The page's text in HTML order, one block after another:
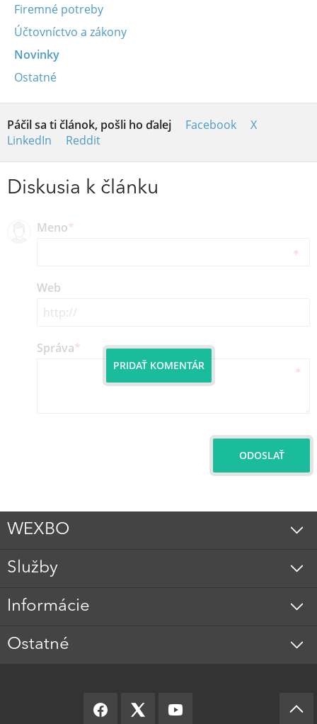
Firemné potreby
Účtovníctvo a zákony
Novinky
Ostatné
Páčil sa ti článok, pošli ho ďalej Facebook
X
LinkedIn
Reddit
Diskusia k článku
PRIDAŤ KOMENTÁR
Meno*
Web
Správa*
ODOSLAŤ
WEXBO
Služby
Informácie
Ostatné